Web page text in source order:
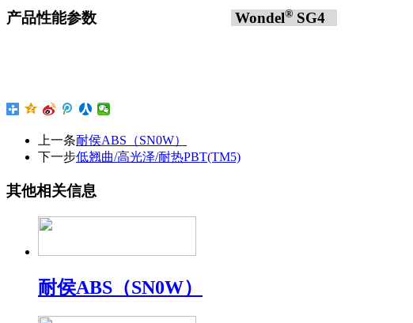
产品性能参数 Wondel® SG4
上一条耐侯ABS（SN0W）
下一步低翘曲/高光泽/耐热PBT(TM5)
其他相关信息
耐侯ABS（SN0W）